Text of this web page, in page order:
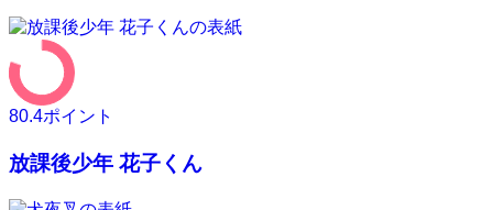
80.4ポイント
放課後少年 花子くん